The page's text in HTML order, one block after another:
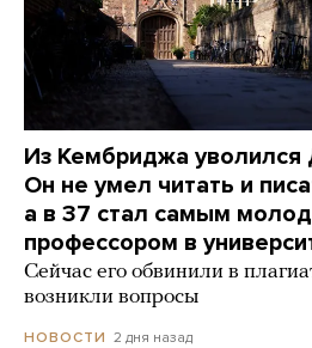
Из Кембриджа
Он не умел читать и
а в 37 стал самым
профессором в
Сейчас его обвинили в
возникли вопросы
НОВОСТИ 2 дня назад